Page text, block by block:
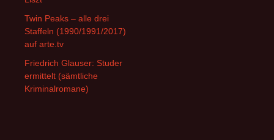
Twin Peaks – alle drei
Staffeln (1990/1991/2017)
auf arte.tv
Friedrich Glauser: Studer
ermittelt (sämtliche
Kriminalromane)